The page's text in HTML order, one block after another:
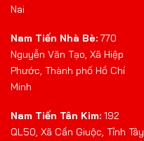
Nai
Nam Tiến Nhà Bè: 770
Nguyễn Văn Tạo, Xã Hiệp
Phước, Thành phố Hồ Chí
Minh
Nam Tiến Tân Kim: 192
QL50, Xã Cần Giuộc, Tỉnh Tây